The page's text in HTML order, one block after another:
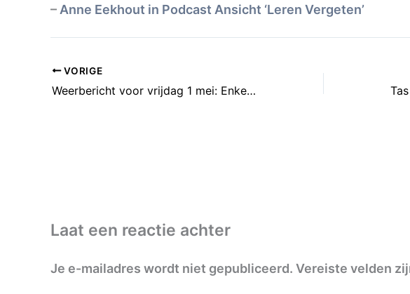
– Anne Eekhout in Podcast Ansicht ‘Leren Vergeten’
VORIGE
Weerbericht voor vrijdag 1 mei: Enkele buien
Laat een reactie achter
Je e-mailadres wordt niet gepubliceerd. Vereiste velden